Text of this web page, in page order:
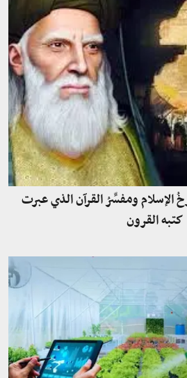
الإسلام ومفسِّرُ القرآن الذي عبرت
كتبه القرون